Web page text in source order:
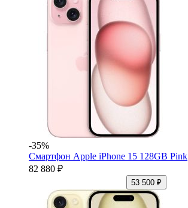
-35%
Смартфон Apple iPhone 15 128GB Pink
82 880 ₽
53 500 ₽